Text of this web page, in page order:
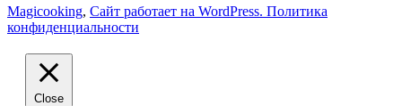
Magicooking, Сайт работает на WordPress. Политика
конфиденциальности
Close